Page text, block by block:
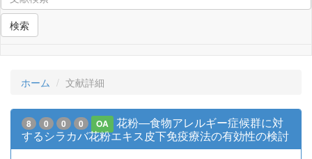
検索
ホーム 文献詳細
8 0 0 0 OA
花粉―食物アレルギー症候群に対
するシラカバ花粉エキス皮下免疫療法の有効性の検討